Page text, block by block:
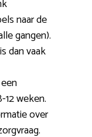
naar de
gangen).
dan vaak
weken.
over